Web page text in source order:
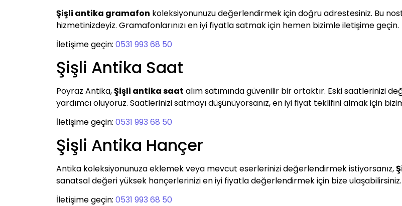
Şişli antika gramafon koleksiyonunuzu değerlendirmek için doğru adrestesiniz. Bu
hizmetinizdeyiz. Gramafonlarınızı en iyi fiyatla satmak için hemen bizimle iletişime geçin.
İletişime geçin: 0531 993 68 50
Şişli Antika Saat
Poyraz Antika,Şişli antika saat alım satımında güvenilir bir ortaktır. Eski saatlerinizi
yardımcı oluyoruz. Saatlerinizi satmayı düşünüyorsanız, en iyi fiyat teklifini almak için
İletişime geçin: 0531 993 68 50
Şişli Antika Hançer
Antika koleksiyonunuza eklemek veya mevcut eserlerinizi değerlendirmek istiyorsanız,
sanatsal değeri yüksek hançerlerinizi en iyi fiyatla değerlendirmek için bize ulaşabilirsiniz.
İletişime geçin: 0531 993 68 50